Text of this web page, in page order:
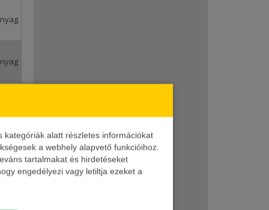
kategóriák alatt részletes információkat
a webhely alapvető funkcióihoz.
tartalmakat és hirdetéseket
engedélyezi vagy letiltja ezeket a